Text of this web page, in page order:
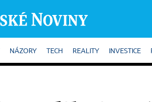
NÁZORY TECH REALITY INVESTICE